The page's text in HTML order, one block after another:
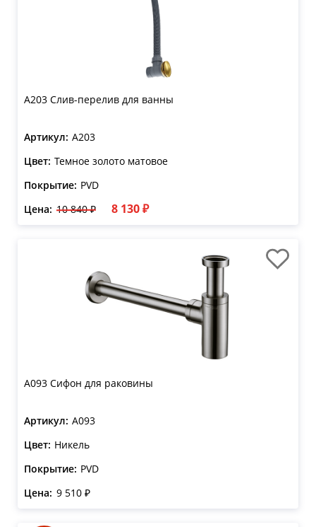
A203 Слив-перелив для ванны
Артикул: A203
Цвет: Темное золото матовое
Покрытие: PVD
Цена: 10 840 ₽ 8 130 ₽
A093 Сифон для раковины
Артикул: A093
Цвет: Никель
Покрытие: PVD
Цена: 9 510 ₽